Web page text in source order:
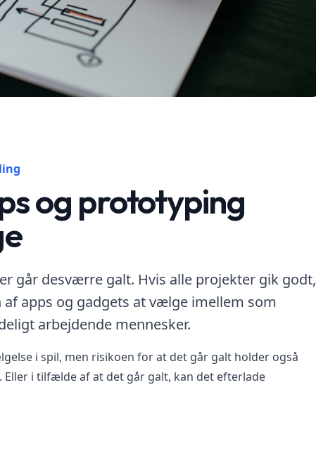
og prototyping
går desværre galt. Hvis alle projekter gik godt,
apps og gadgets at vælge imellem som
arbejdende mennesker.
i spil, men risikoen for at det går galt holder også
i tilfælde af at det går galt, kan det efterlade